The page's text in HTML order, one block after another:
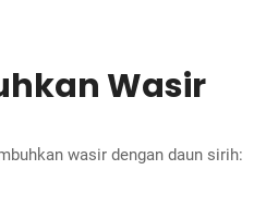
Wasir
wasir dengan daun sirih: